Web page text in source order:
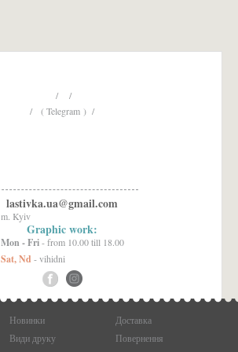
/ /
/ ( Telegram ) /
lastivka.ua@gmail.com
m. Kyiv
Graphic work:
Mon - Fri- from 10.00 till 18.00
Sat, Nd - vihidni
Новинки
Доставка
Види друку
Повернення